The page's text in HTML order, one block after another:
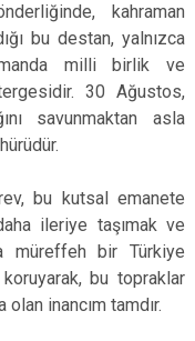
kahraman
bu destan, yalnızca
milli birlik ve
30 Ağustos,
savunmaktan asla
bu kutsal emanete
ileriye taşımak ve
müreffeh bir Türkiye
bu topraklar
inancım tamdır.